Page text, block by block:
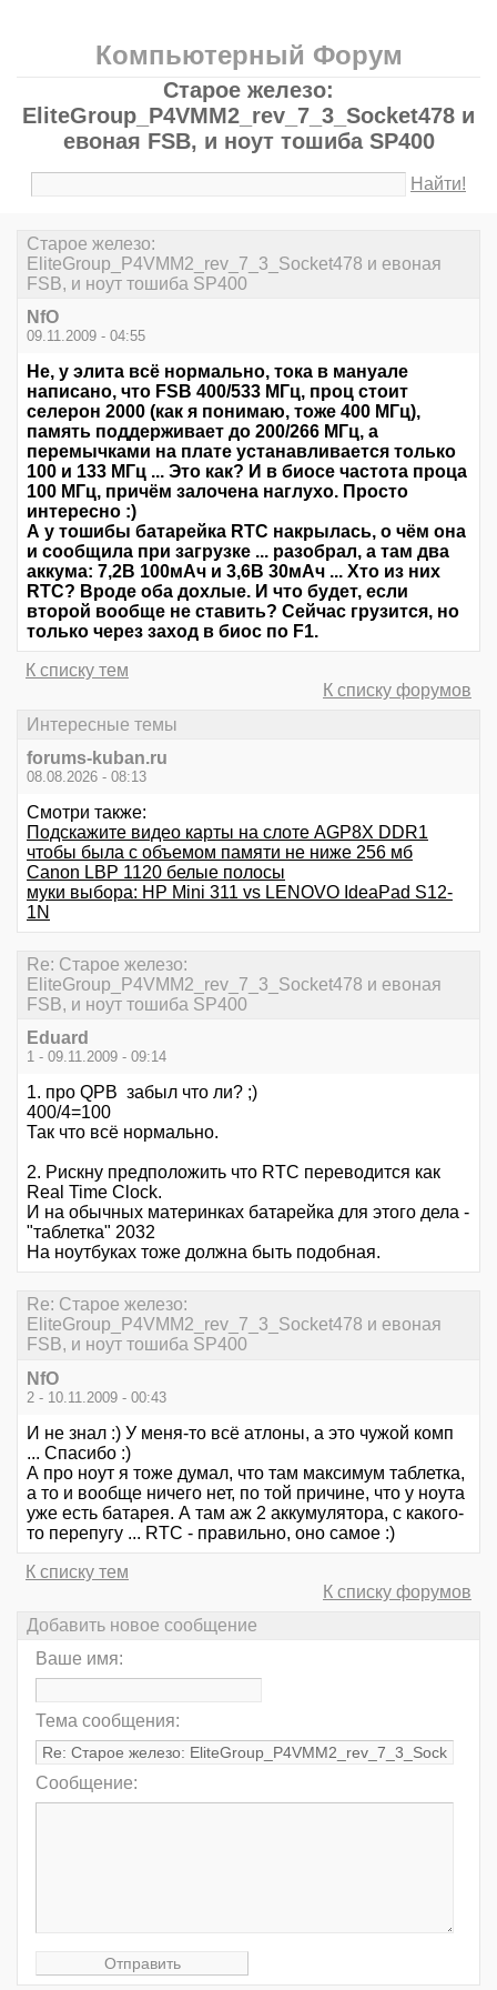
Компьютерный Форум
Старое железо:
EliteGroup_P4VMM2_rev_7_3_Socket478 и
евоная FSB, и ноут тошиба SP400
Найти!
Старое железо:
EliteGroup_P4VMM2_rev_7_3_Socket478 и евоная
FSB, и ноут тошиба SP400
NfO
09.11.2009 - 04:55
Не, у элита всё нормально, тока в мануале
написано, что FSB 400/533 МГц, проц стоит
селерон 2000 (как я понимаю, тоже 400 МГц),
память поддерживает до 200/266 МГц, а
перемычками на плате устанавливается только
100 и 133 МГц ... Это как? И в биосе частота проца
100 МГц, причём залочена наглухо. Просто
интересно :)
А у тошибы батарейка RTC накрылась, о чём она
и сообщила при загрузке ... разобрал, а там два
аккума: 7,2В 100мАч и 3,6В 30мАч ... Хто из них
RTC? Вроде оба дохлые. И что будет, если
второй вообще не ставить? Сейчас грузится, но
только через заход в биос по F1.
К списку тем
К списку форумов
Интересные темы
forums-kuban.ru
08.08.2026 - 08:13
Смотри также:
Подскажите видео карты на слоте AGP8X DDR1
чтобы была с объемом памяти не ниже 256 мб
Canon LBP 1120 белые полосы
муки выбора: HP Mini 311 vs LENOVO IdeaPad S12-
1N
Re: Старое железо:
EliteGroup_P4VMM2_rev_7_3_Socket478 и евоная
FSB, и ноут тошиба SP400
Eduard
1 - 09.11.2009 - 09:14
1. про QPB забыл что ли? ;)
400/4=100
Так что всё нормально.
2. Рискну предположить что RTC переводится как
Real Time Clock.
И на обычных материнках батарейка для этого дела -
"таблетка" 2032
На ноутбуках тоже должна быть подобная.
Re: Старое железо:
EliteGroup_P4VMM2_rev_7_3_Socket478 и евоная
FSB, и ноут тошиба SP400
NfO
2 - 10.11.2009 - 00:43
И не знал :) У меня-то всё атлоны, а это чужой комп
... Спасибо :)
А про ноут я тоже думал, что там максимум таблетка,
а то и вообще ничего нет, по той причине, что у ноута
уже есть батарея. А там аж 2 аккумулятора, с какого-
то перепугу ... RTC - правильно, оно самое :)
К списку тем
К списку форумов
Добавить новое сообщение
Ваше имя:
Тема сообщения:
Сообщение: